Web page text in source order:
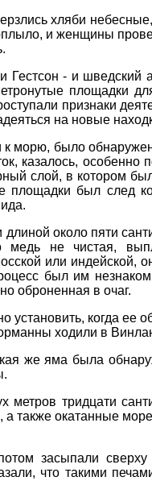
хляби
и женщины
Гестсон - и шведский
площадки
признаки
на новые
к морю, было
казалось, особенно
слой, в котором
площадки был след
около пяти
медь не чистая,
или индейской,
был им
оброненная в очаг.
установить, когда ее
ходили в
же яма была
метров тридцати
а также окатанные
засыпали сверху
что такими